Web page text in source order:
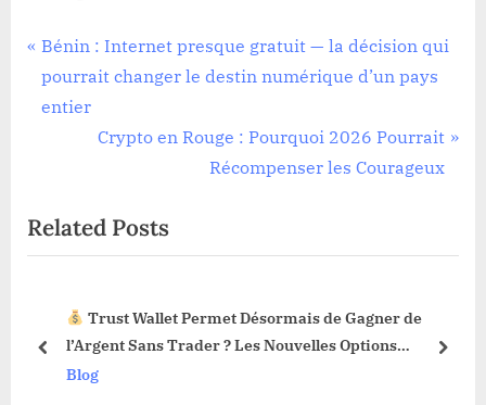
Navigation
de
l’article
P
r
e
u
s
s
Bénin : Internet presque gratuit — la décision qui
pourrait changer le destin numérique d’un pays
entier
N
t
P
s
t
:
Crypto en Rouge : Pourquoi 2026 Pourrait
Récompenser les Courageux
Related Posts
Trust Wallet Permet Désormais de Gagner de
l’Argent Sans Trader ? Les Nouvelles Options
Dévoilées !
prev next